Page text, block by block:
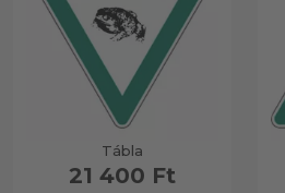
Tábla
21 400 Ft